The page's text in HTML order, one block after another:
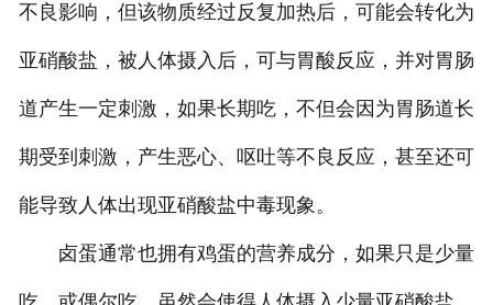
不良影响，但该物质经过反复加热后，可能会转化为
亚硝酸盐，被人体摄入后，可与胃酸反应，并对胃肠
道产生一定刺激，如果长期吃，不但会因为胃肠道长
期受到刺激，产生恶心、呕吐等不良反应，甚至还可
能导致人体出现亚硝酸盐中毒现象。
卤蛋通常也拥有鸡蛋的营养成分，如果只是少量